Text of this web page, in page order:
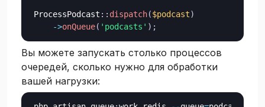
ProcessPodcast :: dispatch($podcast)
->onQueue( 'podcasts' ) ;
Вы можете запускать столько процессов
очередей, сколько нужно для обработки
вашей нагрузки: